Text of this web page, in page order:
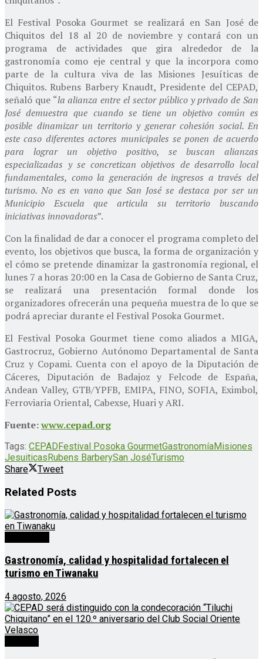
El Festival Posoka Gourmet se realizará en San José de
Chiquitos del 18 al 20 de noviembre y contará con un
programa de actividades que gira alrededor de la
gastronomía como eje central y que la incorpora como
parte de la cultura viva de las Misiones Jesuíticas de
Chiquitos. Rubens Barbery Knaudt, Presidente del CEPAD,
señaló que “la alianza entre el sector público y privado de San
José demuestra que cuando se tiene un objetivo común es
posible dinamizar un territorio y generar cohesión social. En
este caso diferentes actores municipales se ponen de acuerdo
para lograr un objetivo positivo, se buscan alianzas
especializadas y se concretizan objetivos de desarrollo local
fundamentales, como la generación de ingresos a través del
turismo. No es en vano que San José se destaca por ser un
Municipio Escuela que articula su territorio buscando
iniciativas innovadoras”.
Con la finalidad de dar a conocer el programa completo del
evento, los objetivos que busca, la forma de organización y
el cómo se pretende dinamizar la gastronomía regional, el
lunes 7 a horas 20:00 en la Casa de Gobierno de Santa Cruz,
se realizará una presentación formal donde los
organizadores ofrecerán una pequeña muestra de lo que se
podrá apreciar durante el Festival Posoka Gourmet.
El Festival Posoka Gourmet tiene como aliados a MIGA,
Gastrocruz, Gobierno Autónomo Departamental de Santa
Cruz y Copami. Cuenta con el apoyo de la Diputación de
Cáceres, Diputación de Badajoz y Felcode de España,
Andean Valley, GTB/YPFB, EMIPA, FINO, SOFIA, Eximbol,
Ferroviaria Oriental, Cabexse, Huari y ARI.
Fuente:www.cepad.org
Tags: CEPADFestival Posoka GourmetGastronomíaMisiones
JesuiticasRubens BarberySan JoséTurismo
Share
Tweet
Related Posts
Gastronomía, calidad y hospitalidad fortalecen el
turismo en Tiwanaku
4 agosto, 2026